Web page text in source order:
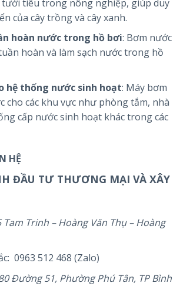
tiêu trong nông nghiệp, giúp duy
của cây trồng và cây xanh.
hoàn nước trong hồ bơi: Bơm nước
hoàn và làm sạch nước trong hồ
hệ thống nước sinh hoạt: Máy bơm
cho các khu vực như phòng tắm, nhà
cấp nước sinh hoạt khác trong các
HỆ
ĐẦU TƯ THƯƠNG MẠI VÀ XÂY
Tam Trinh – Hoàng Văn Thụ – Hoàng
0963 512 468 (Zalo)
Đường 51, Phường Phú Tân, TP Bình